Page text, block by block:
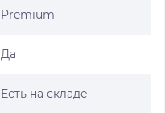
Premium
Да
Есть на складе